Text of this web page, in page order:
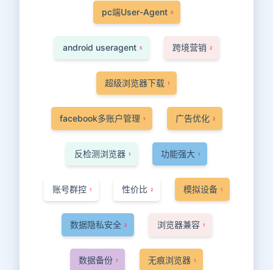
pc端User-Agent 5
android useragent 5 跨境营销 2
超级浏览器下载 1
facebook多账户管理 1 广告优化 2
反检测浏览器 1 功能强大 1
账号群控 1 性价比 2 模拟设备 1
数据隐私安全 2 浏览器兼容 1
数据备份 1 无痕浏览器 1